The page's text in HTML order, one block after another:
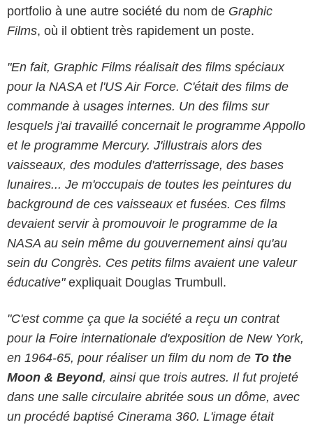
portfolio à une autre société du nom de Graphic
Films, où il obtient très rapidement un poste.
"En fait, Graphic Films réalisait des films spéciaux
pour la NASA et l'US Air Force. C'était des films de
commande à usages internes. Un des films sur
lesquels j'ai travaillé concernait le programme Appollo
et le programme Mercury. J'illustrais alors des
vaisseaux, des modules d'atterrissage, des bases
lunaires... Je m'occupais de toutes les peintures du
background de ces vaisseaux et fusées. Ces films
devaient servir à promouvoir le programme de la
NASA au sein même du gouvernement ainsi qu'au
sein du Congrès. Ces petits films avaient une valeur
éducative"expliquait Douglas Trumbull.
"C'est comme ça que la société a reçu un contrat
pour la Foire internationale d'exposition de New York,
en 1964-65, pour réaliser un film du nom de To the
Moon & Beyond, ainsi que trois autres. Il fut projeté
dans une salle circulaire abritée sous un dôme, avec
un procédé baptisé Cinerama 360. L'image était